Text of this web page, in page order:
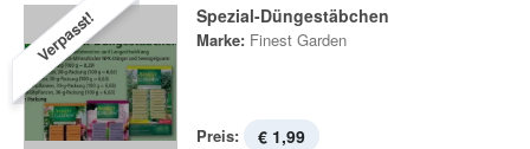
Verpasst! Spezial-Düngestäbchen
Marke: Finest Garden
Preis: € 1,99